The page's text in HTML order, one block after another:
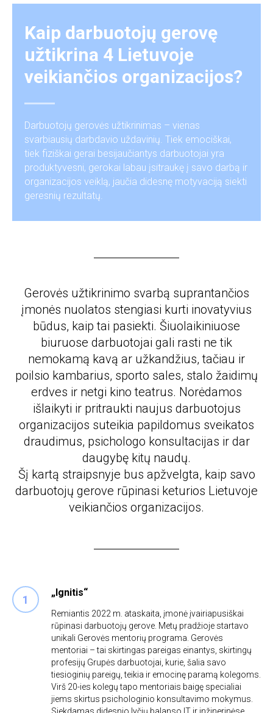
Kaip darbuotojų gerovę
užtikrina 4 Lietuvoje
veikiančios organizacijos?
Darbuotojų gerovės užtikrinimas – vienas
svarbiausių darbdavio uždavinių. Tiek emociškai,
tiek fiziškai gerai besijaučiantys darbuotojai yra
produktyvesni, gerokai labau įsitraukę į savo darbą ir
organizacijos veiklą, jaučia didesnę motyvaciją siekti
geresnių rezultatų.
Gerovės užtikrinimo svarbą suprantančios
įmonės nuolatos stengiasi kurti inovatyvius
būdus, kaip tai pasiekti. Šiuolaikiniuose
biuruose darbuotojai gali rasti ne tik
nemokamą kavą ar užkandžius, tačiau ir
poilsio kambarius, sporto sales, stalo žaidimų
erdves ir netgi kino teatrus. Norėdamos
išlaikyti ir pritraukti naujus darbuotojus
organizacijos suteikia papildomus sveikatos
draudimus, psichologo konsultacijas ir dar
daugybę kitų naudų.
Šį kartą straipsnyje bus apžvelgta, kaip savo
darbuotojų gerove rūpinasi keturios Lietuvoje
veikiančios organizacijos.
„Ignitis“
Remiantis 2022 m. ataskaita, įmonė įvairiapusiškai
rūpinasi darbuotojų gerove. Metų pradžioje startavo
unikali Gerovės mentorių programa. Gerovės
mentoriai – tai skirtingas pareigas einantys, skirtingų
profesijų Grupės darbuotojai, kurie, šalia savo
tiesioginių pareigų, teikia ir emocinę paramą kolegoms.
Virš 20-ies kolegų tapo mentoriais baigę specialiai
jiems skirtus psichologinio konsultavimo mokymus.